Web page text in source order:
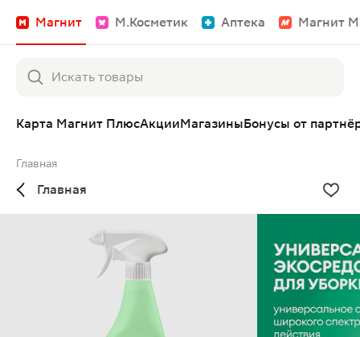
Магнит М.Косметик Аптека Магнит
Карта Магнит ПлюсАкцииМагазиныБонусы от
Главная
Главная